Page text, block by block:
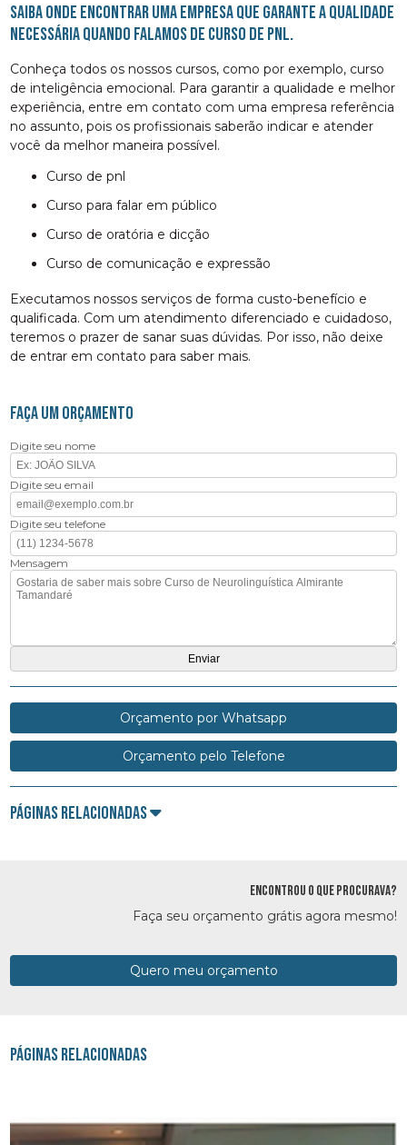
Saiba onde encontrar uma empresa que garante a qualidade
necessária quando falamos de curso de pnl.
Conheça todos os nossos cursos, como por exemplo, curso
de inteligência emocional. Para garantir a qualidade e melhor
experiência, entre em contato com uma empresa referência
no assunto, pois os profissionais saberão indicar e atender
você da melhor maneira possível.
curso de pnl
curso para falar em público
curso de oratória e dicção
curso de comunicação e expressão
Executamos nossos serviços de forma custo-benefício e
qualificada. Com um atendimento diferenciado e cuidadoso,
teremos o prazer de sanar suas dúvidas. Por isso, não deixe
de entrar em contato para saber mais.
FAÇA UM ORÇAMENTO
Digite seu nome
Digite seu email
Digite seu telefone
Mensagem
Orçamento por Whatsapp
Orçamento pelo Telefone
Páginas Relacionadas
ENCONTROU O QUE PROCURAVA?
Faça seu orçamento grátis agora mesmo!
Quero meu orçamento
Páginas Relacionadas